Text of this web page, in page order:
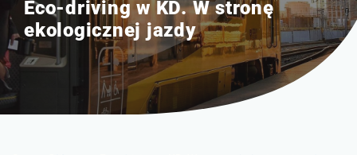
Eco-driving w KD. W stronę
ekologicznej jazdy